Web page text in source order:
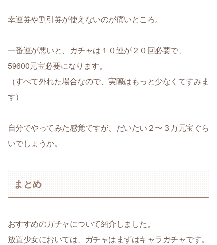
幸運券や割引券が使えないのが痛いところ。
一番運が悪いと、ガチャは１０連が２０回必要で、
59600元宝必要になります。
（すべて外れた場合なので、実際はもっと少なくてすみま
す）
自分でやってみた感覚ですが、だいたい２〜３万元宝ぐら
いでしょうか。
まとめ
おすすめのガチャについて紹介しました。
放置少女においては、ガチャはまずはキャラガチャです。